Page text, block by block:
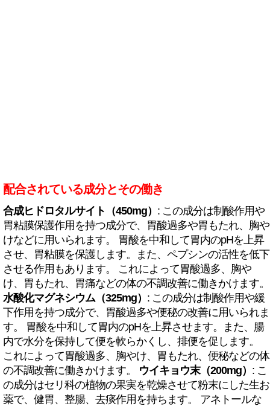
配合されている成分とその働き
合成ヒドロタルサイト（450mg） : この成分は制酸作用や
胃粘膜保護作用を持つ成分で、胃酸過多や胃もたれ、胸や
けなどに用いられます。 胃酸を中和して胃内のpHを上昇
させ、胃粘膜を保護します。また、ペプシンの活性を低下
させる作用もあります。 これによって胃酸過多、胸や
け、胃もたれ、胃痛などの体の不調改善に働きかけます。
水酸化マグネシウム（325mg） : この成分は制酸作用や緩
下作用を持つ成分で、胃酸過多や便秘の改善に用いられま
す。 胃酸を中和して胃内のpHを上昇させます。また、腸
内で水分を保持して便を軟らかくし、排便を促します。
これによって胃酸過多、胸やけ、胃もたれ、便秘などの体
の不調改善に働きかけます。 ウイキョウ末（200mg） : こ
の成分はセリ科の植物の果実を乾燥させて粉末にした生お
薬で、健胃、整腸、去痰作用を持ちます。 アネトールな